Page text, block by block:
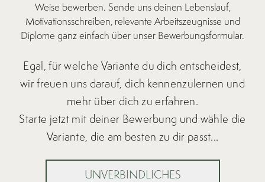
Weise bewerben. Sende uns deinen Lebenslauf,
Motivationsschreiben, relevante Arbeitszeugnisse und
Diplome ganz einfach über unser Bewerbungsformular.
Egal, für welche Variante du dich entscheidest,
wir freuen uns darauf, dich kennenzulernen und
mehr über dich zu erfahren.
Starte jetzt mit deiner Bewerbung und wähle die
Variante, die am besten zu dir passt...
UNVERBINDLICHES